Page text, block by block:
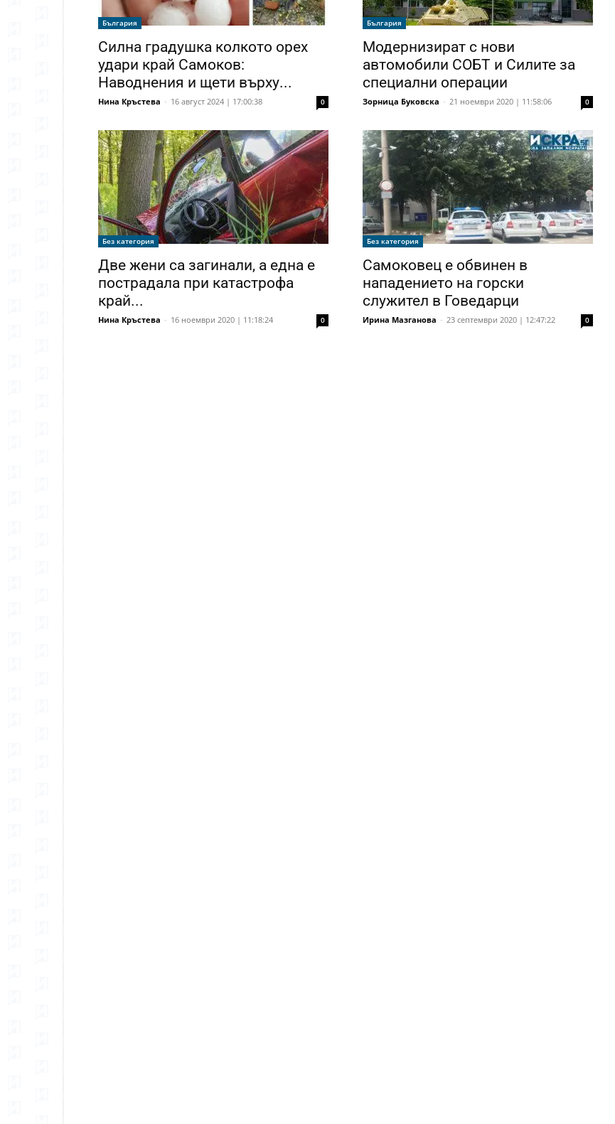
България
Силна градушка колкото орех
удари край Самоков:
Наводнения и щети върху...
Нина Кръстева - 16 август 2024 | 17:00:38 0
България
Модернизират с нови
автомобили СОБТ и Силите за
специални операции
Зорница Буковска - 21 ноември 2020 | 11:58:06 0
Без категория
Две жени са загинали, a една е
пострадала при катастрофа
край...
Нина Кръстева - 16 ноември 2020 | 11:18:24 0
Без категория
Самоковец е обвинен в
нападението на горски
служител в Говедарци
Ирина Мазганова - 23 септември 2020 | 12:47:22 0